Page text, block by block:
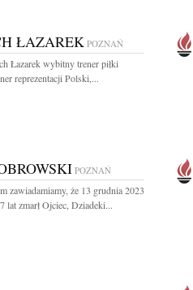
ŁAZAREK POZNAŃ
Łazarek wybitny trener piłki
reprezentacji Polski,...
POZNAŃ
zawiadamiamy, że 13 grudnia 2023
lat zmarł Ojciec, Dziadeki...